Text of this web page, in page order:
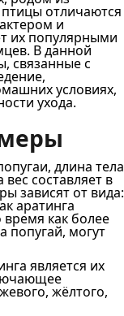
отличаются
и
их популярными
В данной
связанные с
условиях,
ухода.
длина тела
составляет в
зависят от вида:
аратинга
как более
попугай, могут
является их
жёлтого,